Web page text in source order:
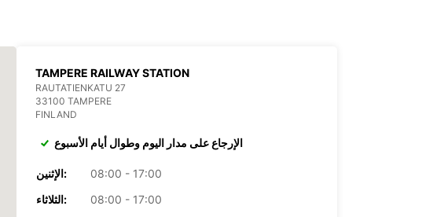
TAMPERE RAILWAY STATION
RAUTATIENKATU 27
33100 TAMPERE
FINLAND
الإرجاع على مدار اليوم وطوال أيام الأسبوع
الإثنين:
08:00 - 17:00
الثلاثاء:
08:00 - 17:00